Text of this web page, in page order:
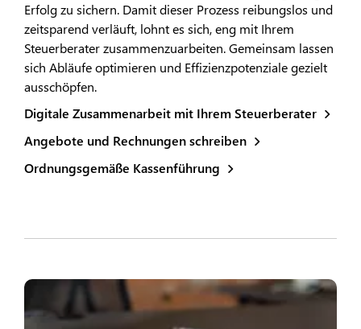
Erfolg zu sichern. Damit dieser Prozess reibungslos und
zeitsparend verläuft, lohnt es sich, eng mit Ihrem
Steuerberater zusammenzuarbeiten. Gemeinsam lassen
sich Abläufe optimieren und Effizienzpotenziale gezielt
ausschöpfen.
Digitale Zusammenarbeit mit Ihrem Steuerberater
Angebote und Rechnungen schreiben
Ordnungsgemäße Kassenführung